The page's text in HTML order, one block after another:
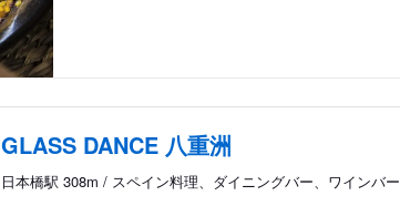
GLASS DANCE 八重洲
日本橋駅 308m / スペイン料理、ダイニングバー、ワインバー